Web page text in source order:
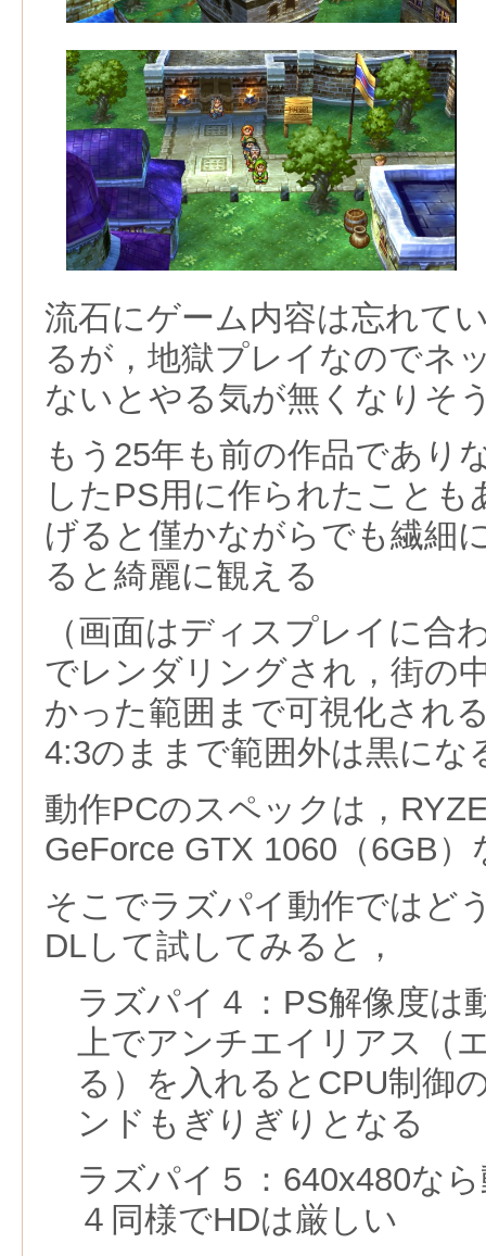
流石にゲーム内容は忘れて
るが，地獄プレイなのでネ
ないとやる気が無くなりそ
もう25年も前の作品であり
したPS用に作られたことも
げると僅かながらでも繊細
ると綺麗に観える
（画面はディスプレイに合
でレンダリングされ，街の
かった範囲まで可視化され
4:3のままで範囲外は黒にな
動作PCのスペックは，
GeForce GTX 1060（6GB）
そこでラズパイ動作ではど
DLして試してみると，
ラズパイ４：PS解像度は
上でアンチエイリアス（
る）を入れるとCPU制御
ンドもぎりぎりとなる
ラズパイ５：640x480な
４同様でHDは厳しい